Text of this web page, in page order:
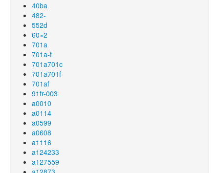
40ba
482-
552d
60×2
701a
701a-f
701a701c
701a701f
701af
91fr-003
a0010
a0114
a0599
a0608
a1116
a124233
a127559